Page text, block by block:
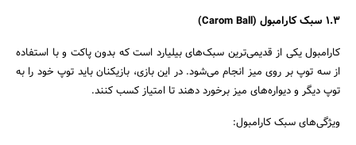
۱.۳ سبک کارامبول (Carom Ball)
کارامبول یکی از قدیمی‌ترین سبک‌های بیلیارد است که بدون پاکت و با استفاده
از سه توپ بر روی میز انجام می‌شود. در این بازی، بازیکنان باید توپ خود را به
توپ دیگر و دیواره‌های میز برخورد دهند تا امتیاز کسب کنند.
ویژگی‌های سبک کارامبول: